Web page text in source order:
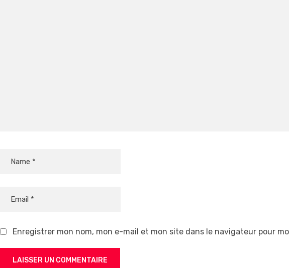
Enregistrer mon nom, mon e-mail et mon site dans le navigateur pour